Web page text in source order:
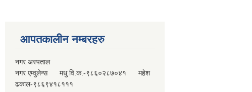
आपतकालीन नम्बरहरु
नगर अस्पताल
नगर एम्वुलेन्स मधु वि.क.-९८६०२८७०४१ महेश
ढकाल-९८६९४१८१११